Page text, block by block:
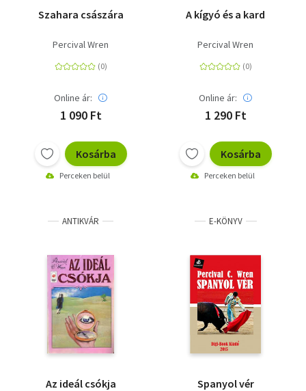
Szahara császára
Percival Wren
Online ár:
1 090 Ft
Kosárba
Perceken belül
A kígyó és a kard
Percival Wren
Online ár:
1 290 Ft
Kosárba
Perceken belül
ANTIKVÁR
Az ideál csókja
E-KÖNYV
Spanyol vér